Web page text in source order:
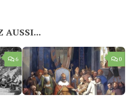
AUSSI...
6 0